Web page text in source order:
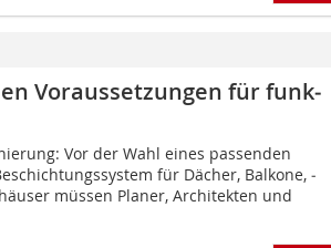
Voraussetzungen für funk­
Vor der Wahl eines passenden
für Dächer, Balkone,
müssen Planer, Architekten und